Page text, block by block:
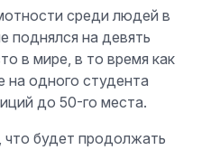
среди людей в
поднялся на девять
в мире, в то время как
на одного студента
до 50-го места.
что будет продолжать